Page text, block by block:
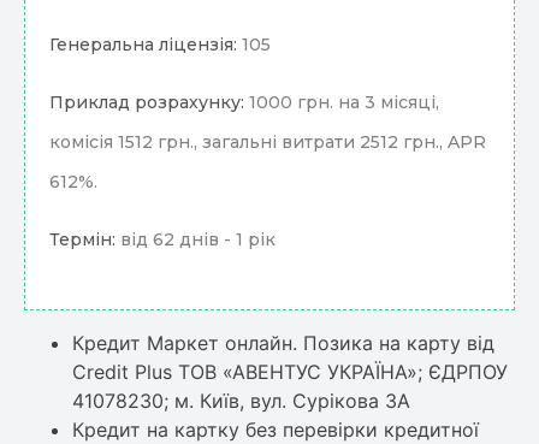
Генеральна ліцензія: 105
Приклад розрахунку: 1000 грн. на 3 місяці,
комісія 1512 грн., загальні витрати 2512 грн., APR
612%.
Термін: від 62 днів - 1 рік
Кредит Маркет онлайн. Позика на карту від
Сredit Plus ТОВ «АВЕНТУС УКРАЇНА»; ЄДРПОУ
41078230; м. Київ, вул. Сурікова 3А
Кредит на картку без перевірки кредитної